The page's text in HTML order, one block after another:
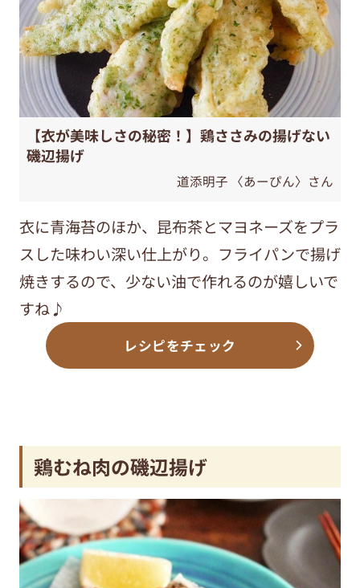
【衣が美味しさの秘密！】鶏ささみの揚げない
磯辺揚げ
道添明子 〈あーぴん〉さん
衣に青海苔のほか、昆布茶とマヨネーズをプラ
スした味わい深い仕上がり。フライパンで揚げ
焼きするので、少ない油で作れるのが嬉しいで
すね♪
レシピをチェック
鶏むね肉の磯辺揚げ